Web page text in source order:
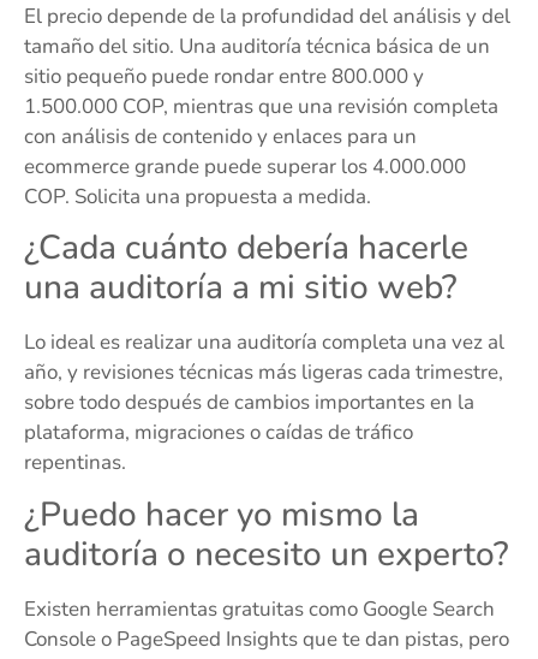
El precio depende de la profundidad del análisis y del
tamaño del sitio. Una auditoría técnica básica de un
sitio pequeño puede rondar entre 800.000 y
1.500.000 COP, mientras que una revisión completa
con análisis de contenido y enlaces para un
ecommerce grande puede superar los 4.000.000
COP. Solicita una propuesta a medida.
¿Cada cuánto debería hacerle
una auditoría a mi sitio web?
Lo ideal es realizar una auditoría completa una vez al
año, y revisiones técnicas más ligeras cada trimestre,
sobre todo después de cambios importantes en la
plataforma, migraciones o caídas de tráfico
repentinas.
¿Puedo hacer yo mismo la
auditoría o necesito un experto?
Existen herramientas gratuitas como Google Search
Console o PageSpeed Insights que te dan pistas, pero